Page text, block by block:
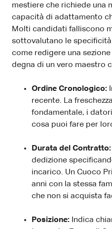
mestiere che richiede una
capacità di adattamento
Molti candidati falliscono
sottovalutano le
come redigere una
degna di un vero maestro
Ordine Cronologico:
recente. La
fondamentale, i
cosa puoi fare per
Durata del Contratto:
dedizione
incarico. Un Cuoco
anni con la stessa
che non si acquista
Posizione: Indica